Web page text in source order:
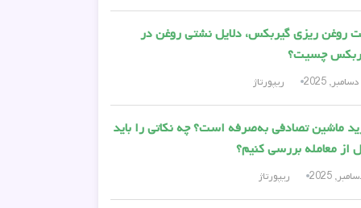
روغن ریزی گیربکس، دلایل نشتی روغن در
چسیت؟
ریپورتاژ
ماشین تصادفی به‌صرفه است؟ چه نکاتی را باید
از معامله بررسی کنیم؟
ریپورتاژ